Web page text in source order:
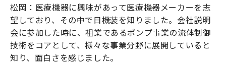
松岡：医療機器に興味があって医療機器メーカーを志
望しており、その中で日機装を知りました。会社説明
会に参加した時に、祖業であるポンプ事業の流体制御
技術をコアとして、様々な事業分野に展開していると
知り、面白さを感じました。